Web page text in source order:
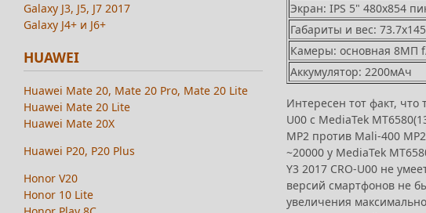
Экран: IPS 5" 480х854
Габариты и вес:
Камеры: основная 8МП
Аккумулятор: 2200мАч
Интересен тот факт, что
U00 c MediaTek
MP2 против Mali-400
~20000 у MediaTek
Y3 2017 CRO-U00 не
версий смартфонов не
увеличения
Galaxy J3, J5, J7 2017
Galaxy J4+ и J6+
HUAWEI
Huawei Mate 20, Mate 20 Pro, Mate 20 Lite
Huawei Mate 20 Lite
Huawei Mate 20X
Huawei P20, P20 Plus
Honor V20
Honor 10 Lite